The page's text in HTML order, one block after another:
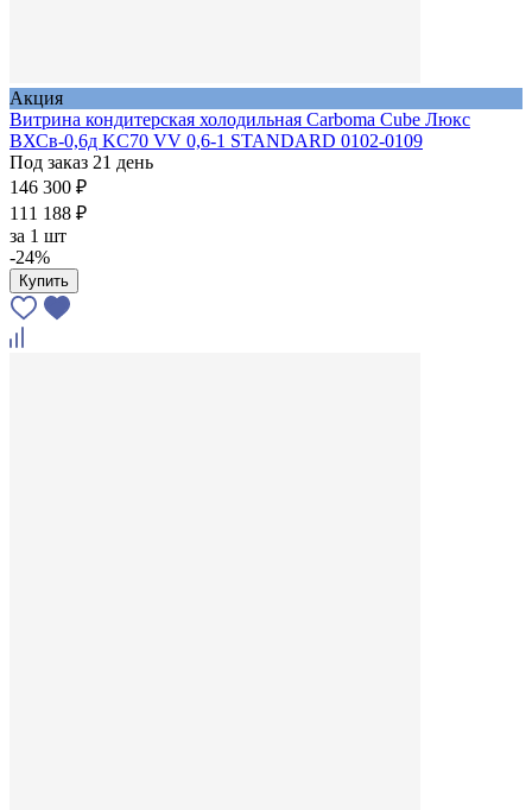
Акция
Витрина кондитерская холодильная Carboma Cube Люкс
ВХСв-0,6д KC70 VV 0,6-1 STANDARD 0102-0109
Под заказ 21 день
146 300 ₽
111 188 ₽
за 1 шт
-24%
Купить